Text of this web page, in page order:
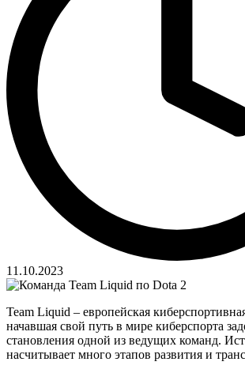
11.10.2023
Team Liquid – европейская
начавшая свой путь в мире киберспорта
становления одной из ведущих команд.
насчитывает много этапов развития и